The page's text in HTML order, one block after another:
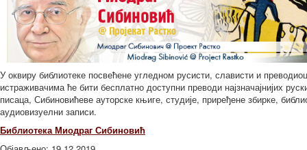
У оквиру библиотеке посвећене угледном русисти, слависти и
истраживачима ће бити бесплатно доступни преводи најзначајнијих
писаца, Сибиновићеве ауторске књиге, студије, приређене збирке,
аудиовизуелни записи.
Библиотека Миодраг Сибиновић